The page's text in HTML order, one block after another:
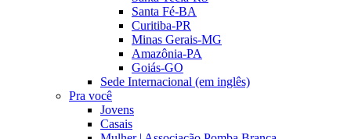
Santa Fé-BA
Curitiba-PR
Minas Gerais-MG
Amazônia-PA
Goiás-GO
Sede Internacional (em inglês)
Pra você
Jovens
Casais